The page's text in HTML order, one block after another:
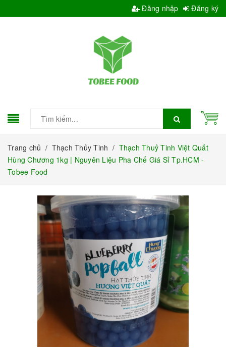
Đăng nhập Đăng ký
Trang chủ / Thạch Thủy Tinh / Thạch Thuỷ Tinh Việt Quất
Hùng Chương 1kg | Nguyên Liệu Pha Chế Giá Sỉ Tp.HCM -
Tobee Food